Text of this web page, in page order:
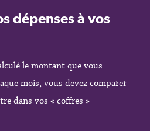
dépenses à vos
le montant que vous
mois, vous devez comparer
dans vos « coffres »